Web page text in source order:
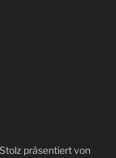
Stolz präsentiert von